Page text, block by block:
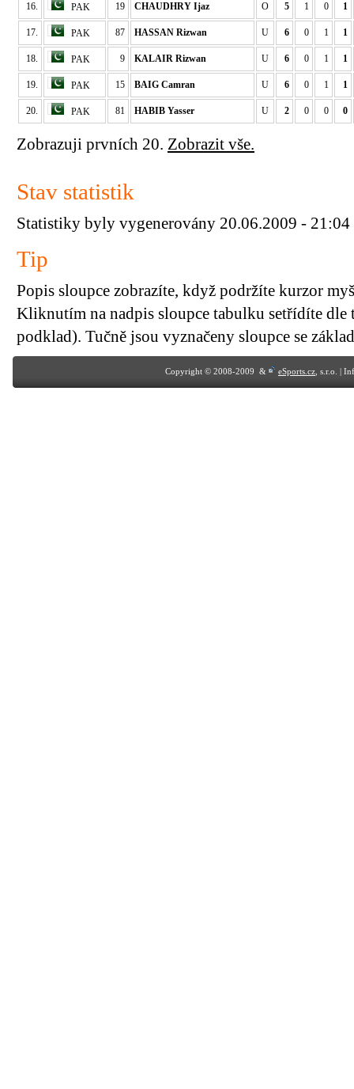
16. PAK 19 CHAUDHRY Ijaz O 5 1 0 1
17. PAK 87 HASSAN Rizwan U 6 0 1 1
18. PAK 9 KALAIR Rizwan U 6 0 1 1
19. PAK 15 BAIG Camran U 6 0 1 1
20. PAK 81 HABIB Yasser U 2 0 0 0
Zobrazuji prvních 20. Zobrazit vše.
Stav statistik
Statistiky byly vygenerovány 20.06.2009 - 21:04
Tip
Popis sloupce zobrazíte, když podržíte kurzor
Kliknutím na nadpis sloupce tabulku setřídíte dle
podklad). Tučně jsou vyznačeny sloupce se
Copyright © 2008-2009 & eSports.cz , s.r.o. |